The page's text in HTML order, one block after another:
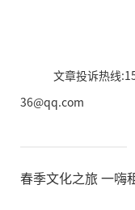
文章投诉热线
36@qq.com
春季文化之旅 一嗨